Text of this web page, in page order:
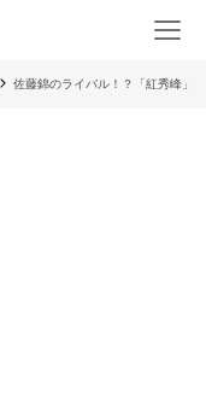
佐藤錦のライバル！？「紅秀峰」